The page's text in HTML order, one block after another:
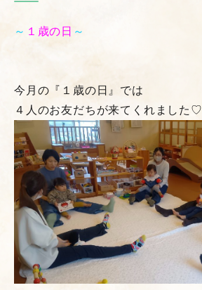
～ １歳の日 ～
今月の『１歳の日』では
４人のお友だちが来てくれました♡